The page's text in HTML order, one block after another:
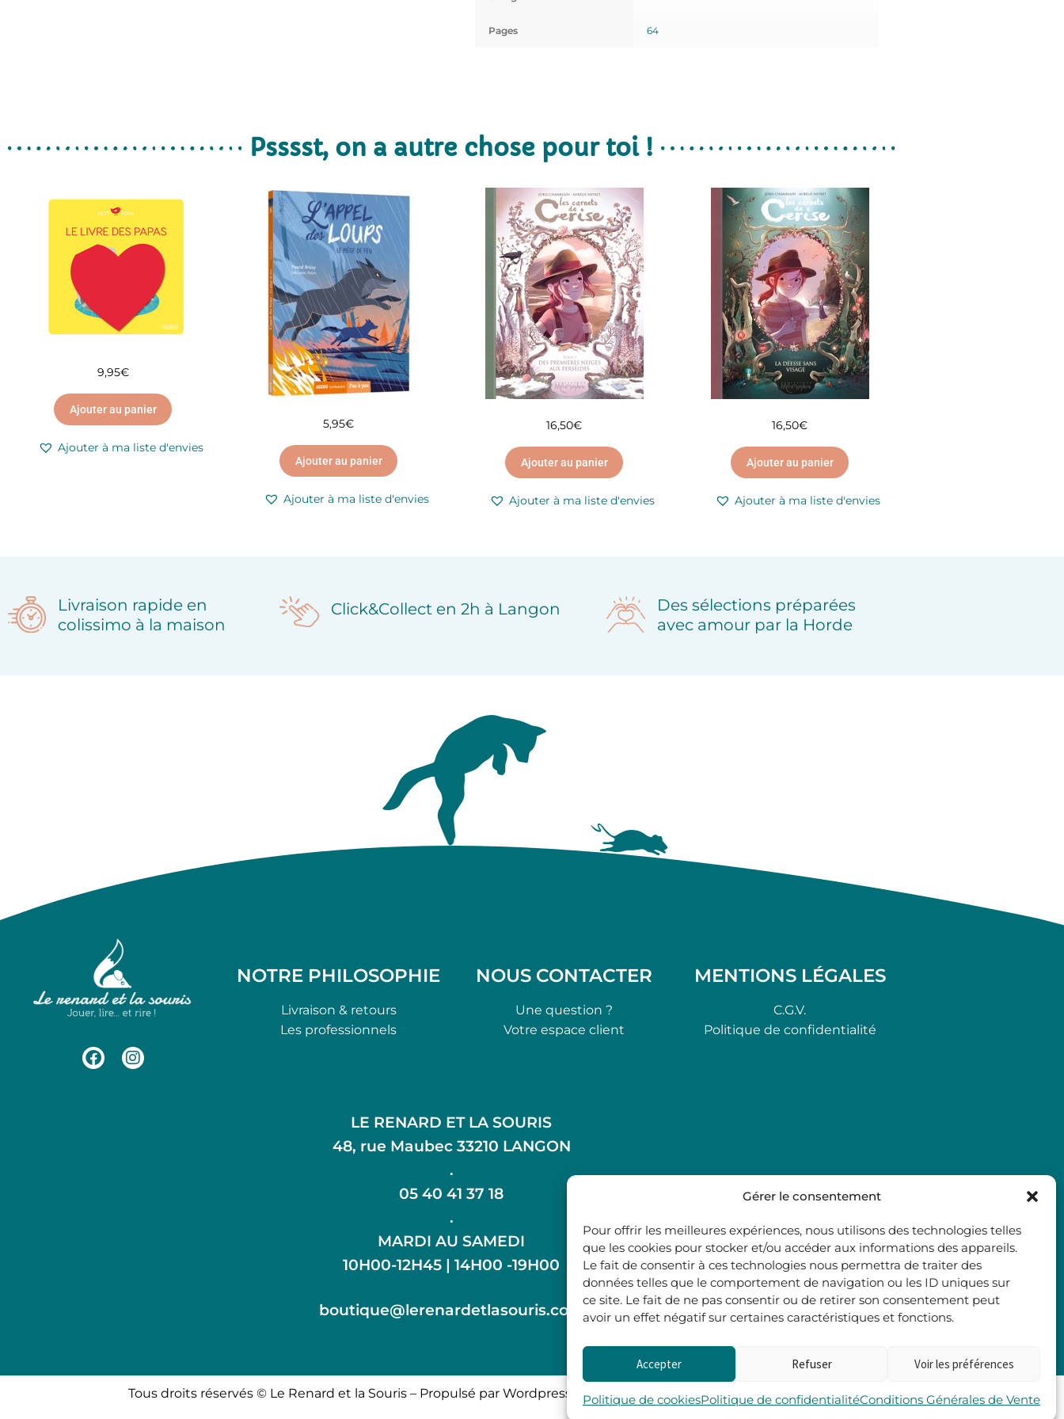
Gérer le consentement
Pour offrir les meilleures expériences, nous utilisons des technologies telles
que les cookies pour stocker et/ou accéder aux informations des appareils.
Le fait de consentir à ces technologies nous permettra de traiter des
données telles que le comportement de navigation ou les ID uniques sur
ce site. Le fait de ne pas consentir ou de retirer son consentement peut
avoir un effet négatif sur certaines caractéristiques et fonctions.
Accepter Refuser Voir les préférences
Politique de cookiesPolitique de confidentialitéConditions Générales de Vente
Pages 64
Psssst, on a autre chose pour toi !
9,95€
Ajouter au panier
Ajouter à ma liste d'envies
5,95€
Ajouter au panier
Ajouter à ma liste d'envies
16,50€
Ajouter au panier
Ajouter à ma liste d'envies
16,50€
Ajouter au panier
Ajouter à ma liste d'envies
Livraison rapide en
colissimo à la maison
Click&Collect en 2h à Langon
Des sélections préparées
avec amour par la Horde
NOTRE PHILOSOPHIE
Livraison & retours
Les professionnels
NOUS CONTACTER
Une question ?
Votre espace client
MENTIONS LÉGALES
C.G.V.
Politique de confidentialité
LE RENARD ET LA SOURIS
48, rue Maubec 33210 LANGON
.
05 40 41 37 18
.
MARDI AU SAMEDI
10H00-12H45 | 14H00 -19H00
boutique@lerenardetlasouris.com
Tous droits réservés © Le Renard et la Souris – Propulsé par Wordpress & Piloté par l’agence Les 2 Rives